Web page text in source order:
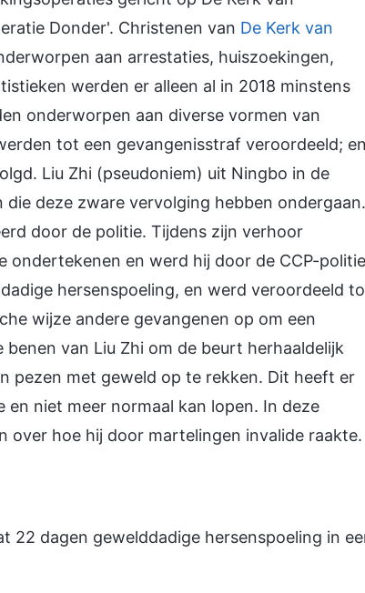
Donder'. Christenen van De Kerk van
aan arrestaties, huiszoekingen,
werden er alleen al in 2018 minstens
onderworpen aan diverse vormen van
tot een gevangenisstraf veroordeeld; en
Liu Zhi (pseudoniem) uit Ningbo in de
deze zware vervolging hebben ondergaan.
door de politie. Tijdens zijn verhoor
ondertekenen en werd hij door de CCP-politie
hersenspoeling, en werd veroordeeld
wijze andere gevangenen op om een
van Liu Zhi om de beurt herhaaldelijk
pezen met geweld op te rekken. Dit heeft er
niet meer normaal kan lopen. In deze
over hoe hij door martelingen invalide raakte.
22 dagen gewelddadige hersenspoeling in